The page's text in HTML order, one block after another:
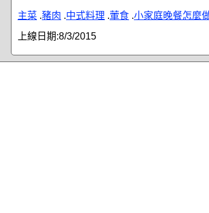
主菜 .豬肉 .中式料理 .葷食 .小家庭晚餐怎麼
上線日期:8/3/2015